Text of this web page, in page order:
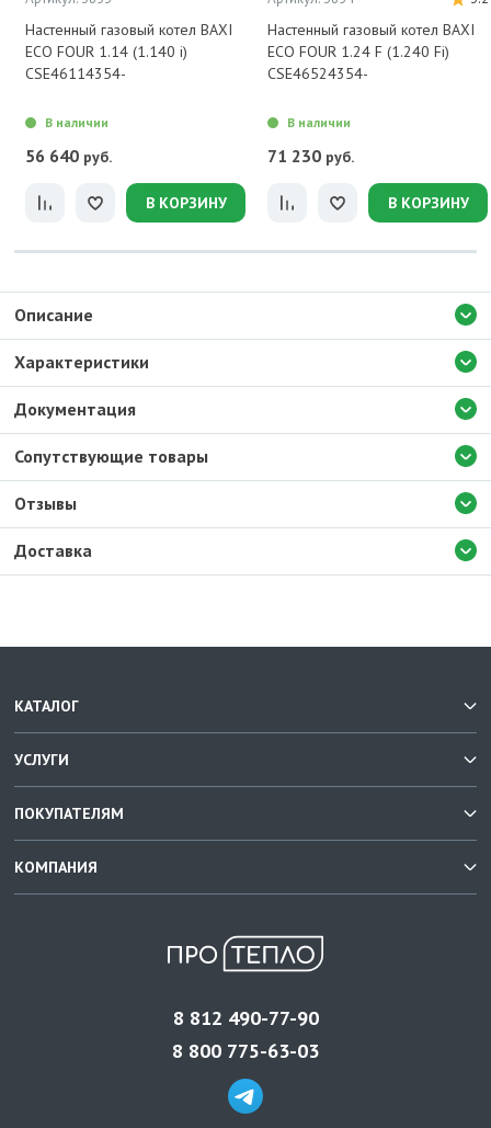
Настенный газовый котел BAXI
ECO FOUR 1.14 (1.140 i)
CSE46114354-
В наличии
56 640 руб.
В КОРЗИНУ
Настенный газовый котел BAXI
ECO FOUR 1.24 F (1.240 Fi)
CSE46524354-
В наличии
71 230 руб.
В КОРЗИНУ
Доставка
Описание
Характеристики
Документация
Сопутствующие товары
Отзывы
КАТАЛОГ
УСЛУГИ
ПОКУПАТЕЛЯМ
КОМПАНИЯ
8 812 490-77-90
8 800 775-63-03